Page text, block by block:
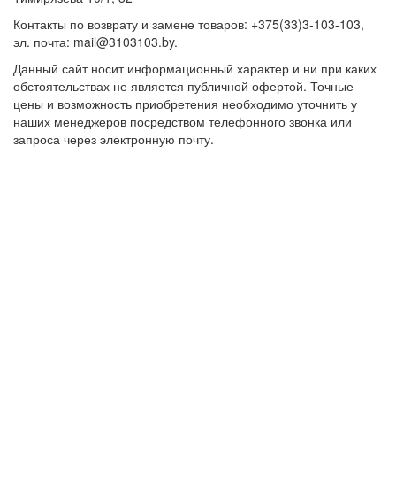
Контакты по возврату и замене товаров: +375(33)3-103-103,
эл. почта: mail@3103103.by.
Данный сайт носит информационный характер и ни при каких
обстоятельствах не является публичной офертой. Точные
цены и возможность приобретения необходимо уточнить у
наших менеджеров посредством телефонного звонка или
запроса через электронную почту.